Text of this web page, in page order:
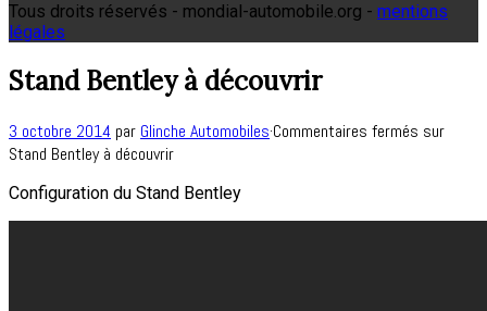
Tous droits réservés - mondial-automobile.org - mentions
légales
Stand Bentley à découvrir
3 octobre 2014 par Glinche Automobiles·Commentaires fermés sur
Stand Bentley à découvrir
Configuration du Stand Bentley